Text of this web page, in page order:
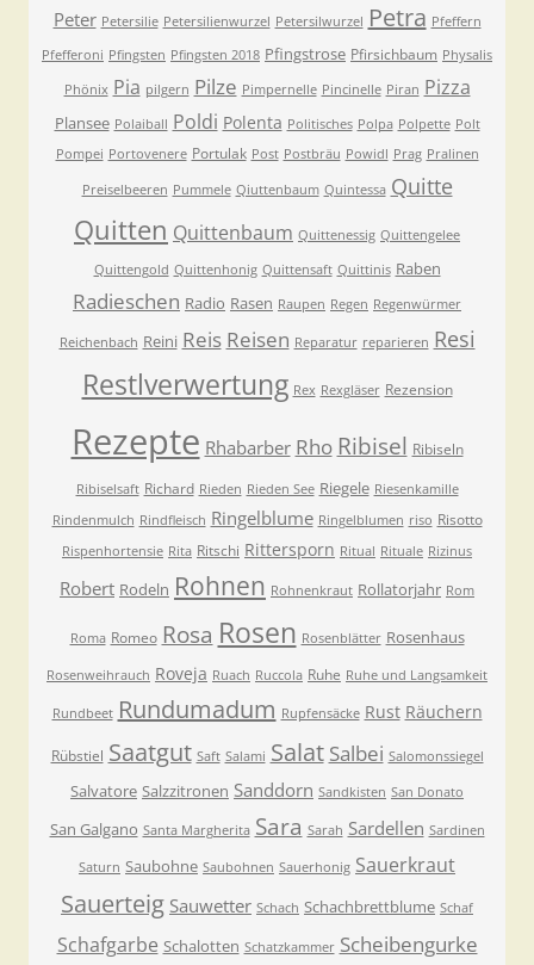
Peter Petersilie Petersilienwurzel Petersilwurzel Petra Pfeffern
Pfefferoni Pfingsten Pfingsten 2018 Pfingstrose Pfirsichbaum Physalis
Phönix Pia pilgern Pilze Pimpernelle Pincinelle Piran Pizza
Plansee Polaiball Poldi Polenta Politisches Polpa Polpette Polt
Pompei Portovenere Portulak Post Postbräu Powidl Prag Pralinen
Preiselbeeren Pummele Qiuttenbaum Quintessa Quitte
Quitten Quittenbaum Quittenessig Quittengelee
Quittengold Quittenhonig Quittensaft Quittinis Raben
Radieschen Radio Rasen Raupen Regen Regenwürmer
Reichenbach Reini Reis Reisen Reparatur reparieren Resi
Restlverwertung Rex Rexgläser Rezension
Rezepte Rhabarber Rho Ribisel Ribiseln
Ribiselsaft Richard Rieden Rieden See Riegele Riesenkamille
Rindenmulch Rindfleisch Ringelblume Ringelblumen riso Risotto
Rispenhortensie Rita Ritschi Rittersporn Ritual Rituale Rizinus
Robert Rodeln Rohnen Rohnenkraut Rollatorjahr Rom
Roma Romeo Rosa Rosen Rosenblätter Rosenhaus
Rosenweihrauch Roveja Ruach Ruccola Ruhe Ruhe und Langsamkeit
Rundbeet Rundumadum Rupfensäcke Rust Räuchern
Rübstiel Saatgut Saft Salami Salat Salbei Salomonssiegel
Salvatore Salzzitronen Sanddorn Sandkisten San Donato
San Galgano Santa Margherita Sara Sarah Sardellen Sardinen
Saturn Saubohne Saubohnen Sauerhonig Sauerkraut
Sauerteig Sauwetter Schach Schachbrettblume Schaf
Schafgarbe Schalotten Schatzkammer Scheibengurke